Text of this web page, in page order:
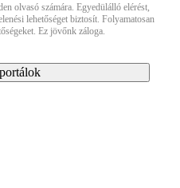
olvasó számára. Egyedülálló elérést,
lehetőséget biztosít. Folyamatosan
Ez jövőnk záloga.